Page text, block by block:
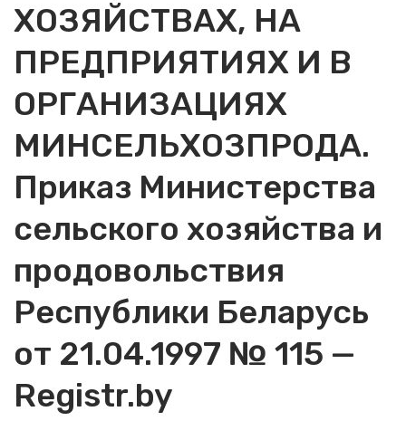
ХОЗЯЙСТВАХ, НА
ПРЕДПРИЯТИЯХ И В
ОРГАНИЗАЦИЯХ
МИНСЕЛЬХОЗПРОДА.
Приказ Министерства
сельского хозяйства и
продовольствия
Республики Беларусь
от 21.04.1997 № 115 —
Registr.by